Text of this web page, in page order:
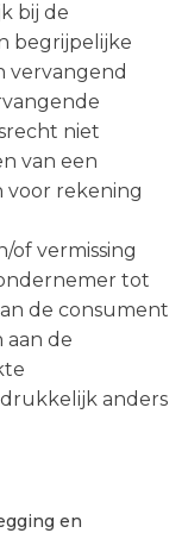
bij de
begrijpelijke
vervangend
niet
van een
rekening
of vermissing
tot
de consument
aan de
anders
en